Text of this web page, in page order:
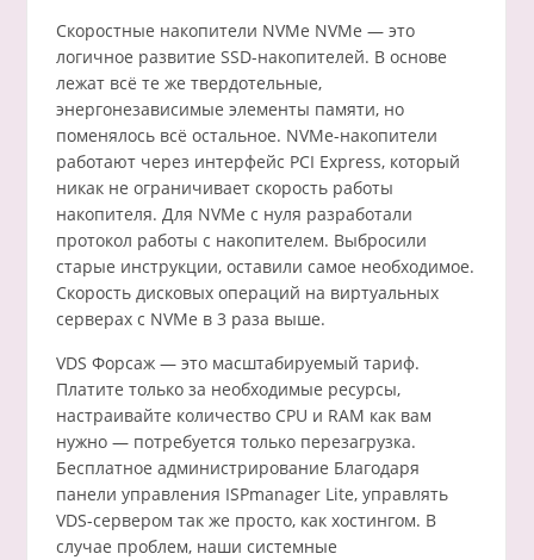
Скоростные накопители NVMe NVMe — это
логичное развитие SSD-накопителей. В основе
лежат всё те же твердотельные,
энергонезависимые элементы памяти, но
поменялось всё остальное. NVMe-накопители
работают через интерфейс PCI Express, который
никак не ограничивает скорость работы
накопителя. Для NVMe с нуля разработали
протокол работы с накопителем. Выбросили
старые инструкции, оставили самое необходимое.
Скорость дисковых операций на виртуальных
серверах с NVMe в 3 раза выше.
VDS Форсаж — это масштабируемый тариф.
Платите только за необходимые ресурсы,
настраивайте количество CPU и RAM как вам
нужно — потребуется только перезагрузка.
Бесплатное администрирование Благодаря
панели управления ISPmanager Lite, управлять
VDS-сервером так же просто, как хостингом. В
случае проблем, наши системные